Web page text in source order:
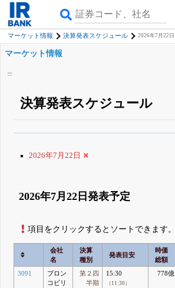
マーケット情報 決算発表スケジュール 2026年7月22日
マーケット情報
決算発表スケジュール
くできる
無料でβ版をはじめる
2026年7月22日
2026年7月22日発表予定
項目をクリックするとソートできます。
会社
名
決算
種別
発表目安
時価
総額
3091
ブロン
コビリ
第２四
半期
15:30
（11:30）
778億